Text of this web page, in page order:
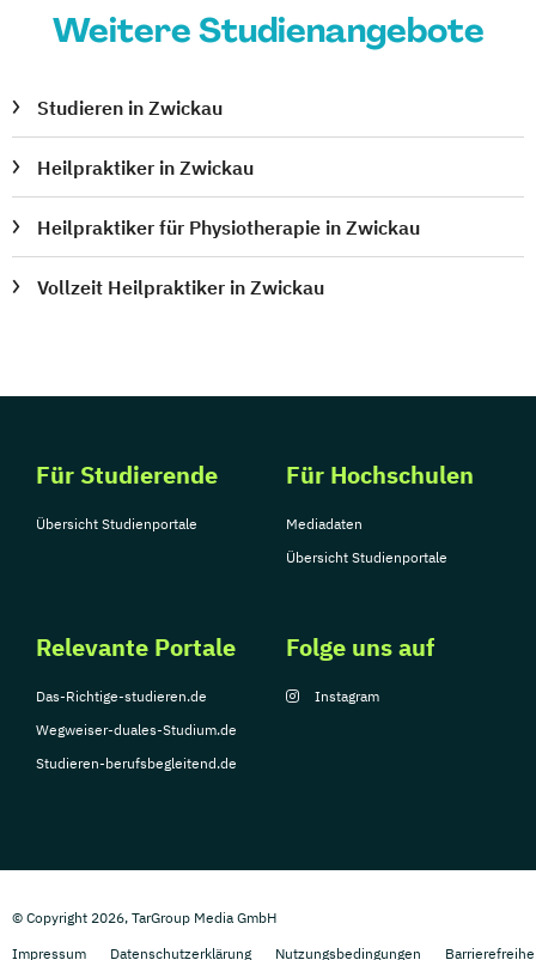
Weitere Studienangebote
Studieren in Zwickau
Heilpraktiker in Zwickau
Heilpraktiker für Physiotherapie in Zwickau
Vollzeit Heilpraktiker in Zwickau
Für Studierende
Übersicht Studienportale
Für Hochschulen
Mediadaten
Übersicht Studienportale
Relevante Portale
Das-Richtige-studieren.de
Wegweiser-duales-Studium.de
Studieren-berufsbegleitend.de
Folge uns auf
Instagram
© Copyright 2026, TarGroup Media GmbH
Impressum
Datenschutzerklärung Nutzungsbedingungen